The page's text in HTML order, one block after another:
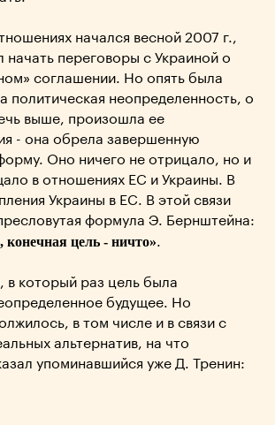
начался весной 2007 г.,
начать переговоры с Украиной о
соглашении. Но опять была
политическая неопределенность, о
выше, произошла ее
- она обрела завершенную
Оно ничего не отрицало, но и
в отношениях ЕС и Украины. В
Украины в ЕС. В этой связи
формула Э. Бернштейна:
конечная цель - ничто».
в который раз цель была
будущее. Но
в том числе и в связи с
альтернатив, на что
упоминавшийся уже Д. Тренин: